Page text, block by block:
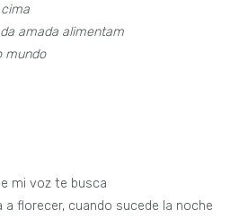
amada alimentam
mundo
mi voz te busca
florecer, cuando sucede la noche